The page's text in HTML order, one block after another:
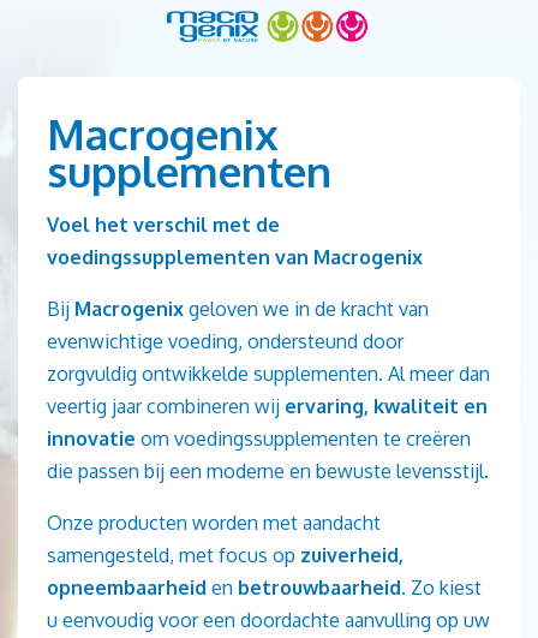
Macrogenix
supplementen
Voel het verschil met de
voedingssupplementen van Macrogenix
Bij Macrogenix geloven we in de kracht van
evenwichtige voeding, ondersteund door
zorgvuldig ontwikkelde supplementen. Al meer dan
veertig jaar combineren wij ervaring, kwaliteit en
innovatie om voedingssupplementen te creëren
die passen bij een moderne en bewuste levensstijl.
Onze producten worden met aandacht
samengesteld, met focus op zuiverheid,
opneembaarheid en betrouwbaarheid. Zo kiest
u eenvoudig voor een doordachte aanvulling op uw